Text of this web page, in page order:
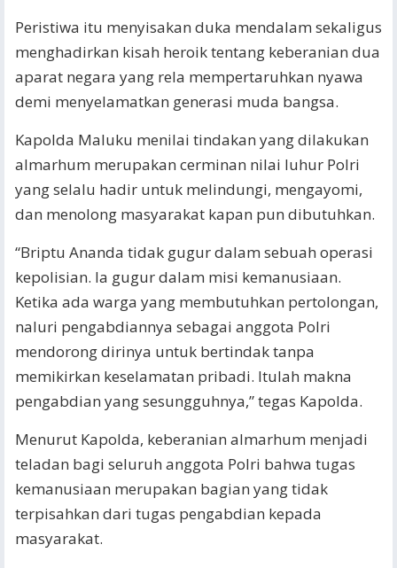
Peristiwa itu menyisakan duka mendalam sekaligus
menghadirkan kisah heroik tentang keberanian dua
aparat negara yang rela mempertaruhkan nyawa
demi menyelamatkan generasi muda bangsa.
Kapolda Maluku menilai tindakan yang dilakukan
almarhum merupakan cerminan nilai luhur Polri
yang selalu hadir untuk melindungi, mengayomi,
dan menolong masyarakat kapan pun dibutuhkan.
“Briptu Ananda tidak gugur dalam sebuah operasi
kepolisian. Ia gugur dalam misi kemanusiaan.
Ketika ada warga yang membutuhkan pertolongan,
naluri pengabdiannya sebagai anggota Polri
mendorong dirinya untuk bertindak tanpa
memikirkan keselamatan pribadi. Itulah makna
pengabdian yang sesungguhnya,” tegas Kapolda.
Menurut Kapolda, keberanian almarhum menjadi
teladan bagi seluruh anggota Polri bahwa tugas
kemanusiaan merupakan bagian yang tidak
terpisahkan dari tugas pengabdian kepada
masyarakat.